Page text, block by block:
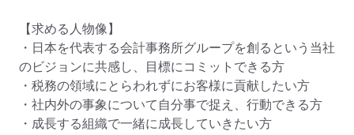
【求める人物像】
・日本を代表する会計事務所グループを創るという当社
のビジョンに共感し、目標にコミットできる方
・税務の領域にとらわれずにお客様に貢献したい方
・社内外の事象について自分事で捉え、行動できる方
・成長する組織で一緒に成長していきたい方